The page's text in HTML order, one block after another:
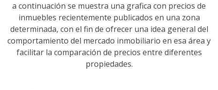
a continuación se muestra una grafica con precios de
inmuebles recientemente publicados en una zona
determinada, con el fin de ofrecer una idea general del
comportamiento del mercado inmobiliario en esa área y
facilitar la comparación de precios entre diferentes
propiedades.